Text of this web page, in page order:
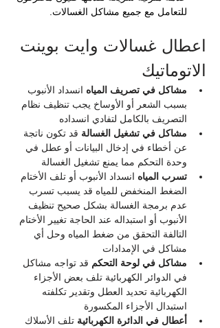
للتعامل مع جميع مشاكل الغسالات.
اعطال غسالات وايت بوينت
الاتوماتيك
مشاكل في تصريف المياه انسداد الأنبوب
بسبب الشعر أو الأوساخ يجب تنظيف نظام
التصريف بالكامل لتفادي انسداده
مشاكل في تشغيل الغسالة قد تكون ناتجة
عن أخطاء في إدخال البيانات أو عطل في
وحدة التحكم مما يمنع تشغيل الغسالة
تسرب المياه انسداد الأنبوب أو تلف الأختام
الضغط المنخفض للمياه قد يسبب تسرب
عدم برمجة الغسالة بشكل صحيح تنظيف
الأنبوب أو استبداله عند الحاجة تغيير الأختام
التالفة التحقق من ضغط المياه وحل أي
مشاكل في الإمدادات
مشاكل في لوحة التحكم قد تواجه مشاكل
في الدوائر الكهربائية تلف بعض الأجزاء
الكهربائية تحديد العطل وتقدير تكلفته
استبدال الأجزاء المكسورة
أعطال في الدائرة الكهربائية تلف الأسلاك